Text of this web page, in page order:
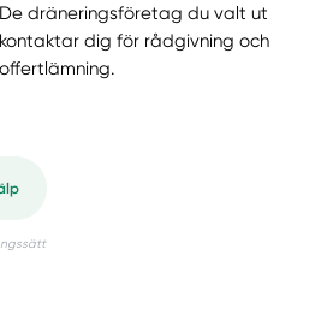
De dräneringsföretag du valt ut
kontaktar dig för rådgivning och
offertlämning.